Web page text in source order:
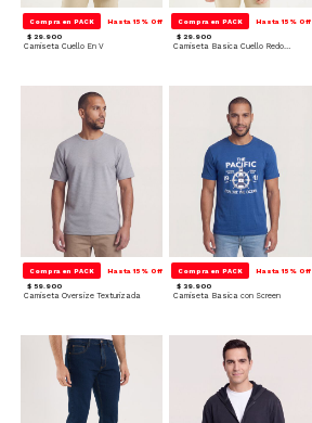
Compra en PACK Hasta 15% Off
$ 29.900
Camiseta Cuello En V
Compra en PACK Hasta 15% Off
$ 29.900
Camiseta Basica Cuello Redondo
Compra en PACK Hasta 15% Off
$ 59.900
Camiseta Oversize Texturizada
Compra en PACK Hasta 15% Off
$ 39.900
Camiseta Basica con Screen